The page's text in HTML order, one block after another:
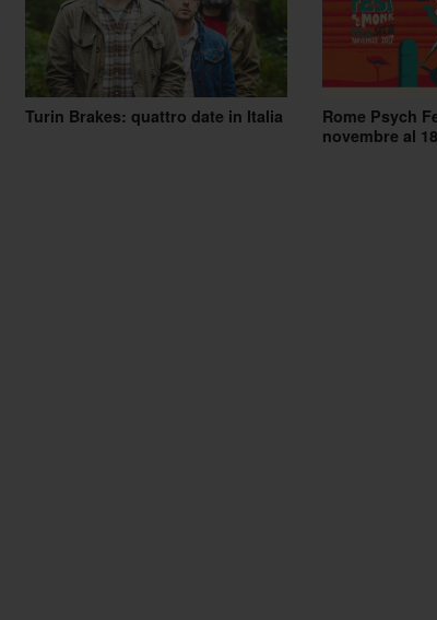
Turin Brakes: quattro date in Italia
Rome Psych
novembre al